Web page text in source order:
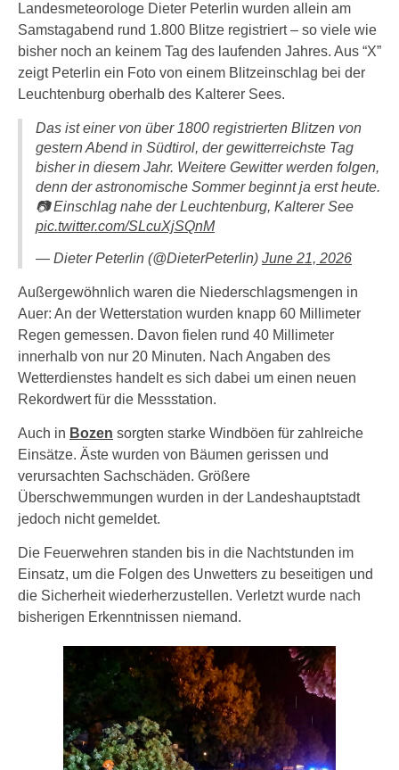
Landesmeteorologe Dieter Peterlin wurden allein am
Samstagabend rund 1.800 Blitze registriert – so viele wie
bisher noch an keinem Tag des laufenden Jahres. Aus “X”
zeigt Peterlin ein Foto von einem Blitzeinschlag bei der
Leuchtenburg oberhalb des Kalterer Sees.
Das ist einer von über 1800 registrierten Blitzen von
gestern Abend in Südtirol, der gewitterreichste Tag
bisher in diesem Jahr. Weitere Gewitter werden folgen,
denn der astronomische Sommer beginnt ja erst heute.
📷 Einschlag nahe der Leuchtenburg, Kalterer See
pic.twitter.com/SLcuXjSQnM
— Dieter Peterlin (@DieterPeterlin) June 21, 2026
Außergewöhnlich waren die Niederschlagsmengen in
Auer: An der Wetterstation wurden knapp 60 Millimeter
Regen gemessen. Davon fielen rund 40 Millimeter
innerhalb von nur 20 Minuten. Nach Angaben des
Wetterdienstes handelt es sich dabei um einen neuen
Rekordwert für die Messstation.
Auch in Bozen sorgten starke Windböen für zahlreiche
Einsätze. Äste wurden von Bäumen gerissen und
verursachten Sachschäden. Größere
Überschwemmungen wurden in der Landeshauptstadt
jedoch nicht gemeldet.
Die Feuerwehren standen bis in die Nachtstunden im
Einsatz, um die Folgen des Unwetters zu beseitigen und
die Sicherheit wiederherzustellen. Verletzt wurde nach
bisherigen Erkenntnissen niemand.